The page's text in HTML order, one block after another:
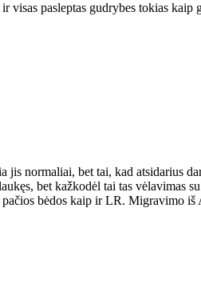
pasleptas gudrybes tokias kaip
normaliai, bet tai, kad atsidarius
bet kažkodėl tai tas vėlavimas
bėdos kaip ir LR. Migravimo iš